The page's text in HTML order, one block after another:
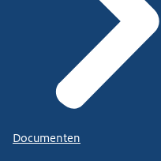
Documenten